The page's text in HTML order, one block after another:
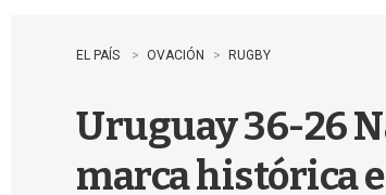
EL PAÍS OVACIÓN RUGBY
Uruguay 36-26
marca histórica